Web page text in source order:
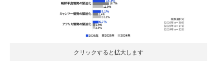
クリックすると拡大します